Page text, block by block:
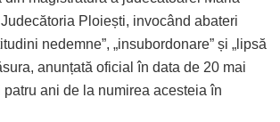
Ploiești, invocând abateri
nedemne”, „insubordonare” și „lipsă
anunțată oficial în data de 20 mai
ani de la numirea acesteia în